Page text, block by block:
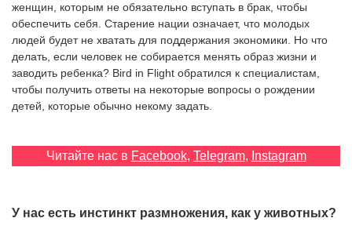
EN
UA
женщин, которым не обязательно вступать в брак, чтобы
обеспечить себя. Старение нации означает, что молодых
людей будет не хватать для поддержания экономики. Но что
делать, если человек не собирается менять образ жизни и
заводить ребенка? Bird in Flight обратился к специалистам,
чтобы получить ответы на некоторые вопросы о рождении
детей, которые обычно некому задать.
Читайте нас в Facebook, Telegram, Instagram
У нас есть инстинкт размножения, как у животных?